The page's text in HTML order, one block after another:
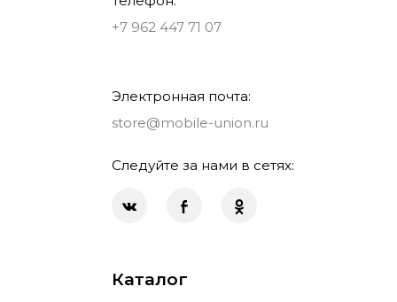
+7 962 447 71 07
Электронная почта:
store@mobile-union.ru
Следуйте за нами в сетях:
Каталог